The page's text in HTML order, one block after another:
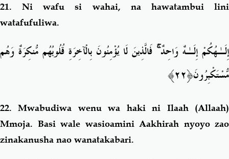
21.Ni wafu si wahai, na hawatambui lini
watafufuliwa.
إِلَـٰهُكُمْ إِلَـٰهٌ وَاحِدٌۚ فَالَّذِينَ لَا يُؤْمِنُونَ بِالْآخِرَةِ قُلُوبُهُم مُّنكِرَةٌ وَهُم
مُّسْتَكْبِرُونَ﴿٢٢﴾
22.Mwabudiwa wenu wa haki ni Ilaah (Allaah)
Mmoja. Basi wale wasioamini Aakhirah nyoyo zao
zinakanusha nao wanatakabari.